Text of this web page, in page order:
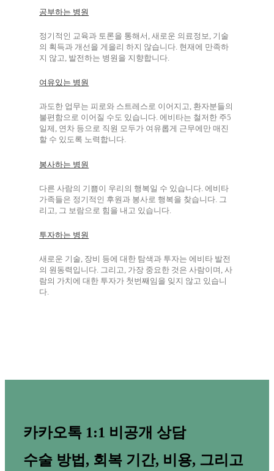
공부하는 병원
정기적인 교육과 토론을 통해서, 새로운 의료정보, 기술
의 획득과 개선을 게을리 하지 않습니다. 현재에 만족하
지 않고, 발전하는 병원을 지향합니다.
여유있는 병원
과도한 업무는 피로와 스트레스로 이어지고, 환자분들의
불편함으로 이어질 수도 있습니다. 에비타는 철저한 주5
일제, 연차 등으로 직원 모두가 여유롭게 근무에만 매진
할 수 있도록 노력합니다.
봉사하는 병원
다른 사람의 기쁨이 우리의 행복일 수 있습니다. 에비타
가족들은 정기적인 후원과 봉사로 행복을 찾습니다. 그
리고, 그 보람으로 힘을 내고 있습니다.
투자하는 병원
새로운 기술, 장비 등에 대한 탐색과 투자는 에비타 발전
의 원동력입니다. 그리고, 가장 중요한 것은 사람이며, 사
람의 가치에 대한 투자가 첫번째임을 잊지 않고 있습니
다.
카카오톡 1:1 비공개 상담
수술 방법, 회복 기간, 비용, 그리고